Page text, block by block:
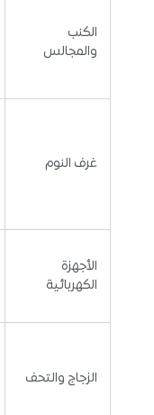
الكنب
والمجالس
غرف النوم
الأجهزة
الكهربائية
الزجاج والتحف